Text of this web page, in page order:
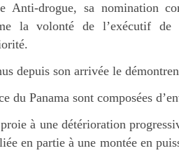
Anti-drogue, sa nomination
la volonté de l’exécutif
depuis son arrivée le
du Panama sont composées
à une détérioration
en partie à une montée en